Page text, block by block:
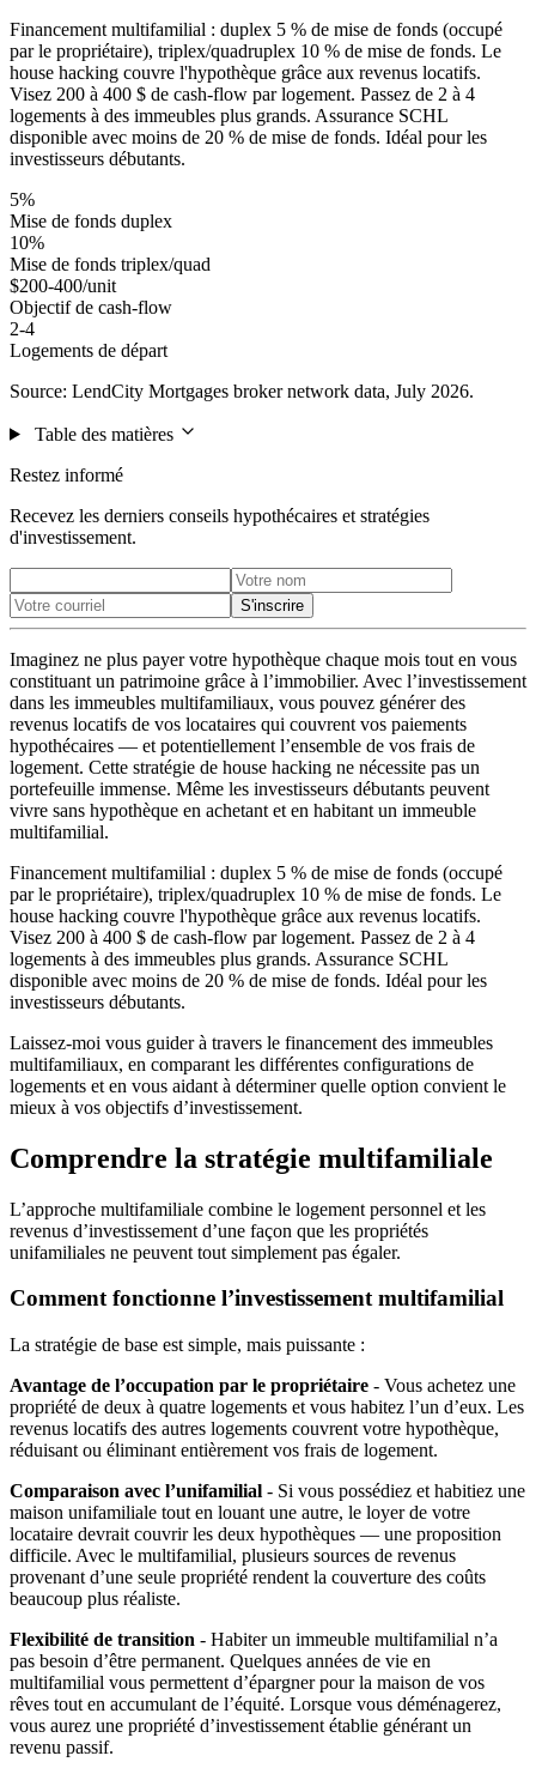
Financement multifamilial : duplex 5 % de mise de fonds (occupé
par le propriétaire), triplex/quadruplex 10 % de mise de fonds. Le
house hacking couvre l'hypothèque grâce aux revenus locatifs.
Visez 200 à 400 $ de cash-flow par logement. Passez de 2 à 4
logements à des immeubles plus grands. Assurance SCHL
disponible avec moins de 20 % de mise de fonds. Idéal pour les
investisseurs débutants.
5%
Mise de fonds duplex
10%
Mise de fonds triplex/quad
$200-400/unit
Objectif de cash-flow
2-4
Logements de départ
Source: LendCity Mortgages broker network data, July 2026.
Table des matières
Restez informé
Recevez les derniers conseils hypothécaires et stratégies
d'investissement.
S'inscrire
Imaginez ne plus payer votre hypothèque chaque mois tout en vous
constituant un patrimoine grâce à l’immobilier. Avec l’investissement
dans les immeubles multifamiliaux, vous pouvez générer des
revenus locatifs de vos locataires qui couvrent vos paiements
hypothécaires — et potentiellement l’ensemble de vos frais de
logement. Cette stratégie de house hacking ne nécessite pas un
portefeuille immense. Même les investisseurs débutants peuvent
vivre sans hypothèque en achetant et en habitant un immeuble
multifamilial.
Financement multifamilial : duplex 5 % de mise de fonds (occupé
par le propriétaire), triplex/quadruplex 10 % de mise de fonds. Le
house hacking couvre l'hypothèque grâce aux revenus locatifs.
Visez 200 à 400 $ de cash-flow par logement. Passez de 2 à 4
logements à des immeubles plus grands. Assurance SCHL
disponible avec moins de 20 % de mise de fonds. Idéal pour les
investisseurs débutants.
Laissez-moi vous guider à travers le financement des immeubles
multifamiliaux, en comparant les différentes configurations de
logements et en vous aidant à déterminer quelle option convient le
mieux à vos objectifs d’investissement.
Comprendre la stratégie multifamiliale
L’approche multifamiliale combine le logement personnel et les
revenus d’investissement d’une façon que les propriétés
unifamiliales ne peuvent tout simplement pas égaler.
Comment fonctionne l’investissement multifamilial
La stratégie de base est simple, mais puissante :
Avantage de l’occupation par le propriétaire - Vous achetez une
propriété de deux à quatre logements et vous habitez l’un d’eux. Les
revenus locatifs des autres logements couvrent votre hypothèque,
réduisant ou éliminant entièrement vos frais de logement.
Comparaison avec l’unifamilial - Si vous possédiez et habitiez une
maison unifamiliale tout en louant une autre, le loyer de votre
locataire devrait couvrir les deux hypothèques — une proposition
difficile. Avec le multifamilial, plusieurs sources de revenus
provenant d’une seule propriété rendent la couverture des coûts
beaucoup plus réaliste.
Flexibilité de transition - Habiter un immeuble multifamilial n’a
pas besoin d’être permanent. Quelques années de vie en
multifamilial vous permettent d’épargner pour la maison de vos
rêves tout en accumulant de l’équité. Lorsque vous déménagerez,
vous aurez une propriété d’investissement établie générant un
revenu passif.